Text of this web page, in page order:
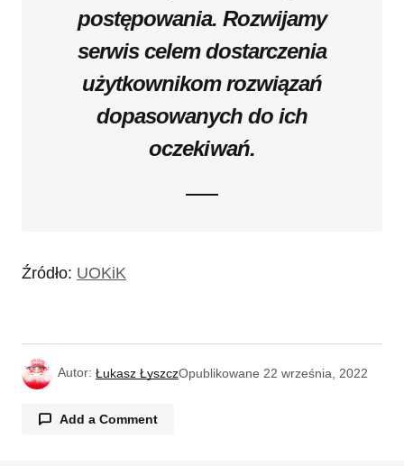
postępowania. Rozwijamy
serwis celem dostarczenia
użytkownikom rozwiązań
dopasowanych do ich
oczekiwań.
Źródło: UOKiK
Autor: Łukasz ŁyszczOpublikowane 22 września, 2022
Add a Comment